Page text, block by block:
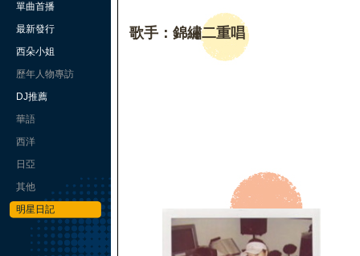
單曲首播
最新發行
西朵小姐
歷年人物專訪
DJ推薦
華語
西洋
日亞
其他
明星日記
歌手：錦繡二重唱